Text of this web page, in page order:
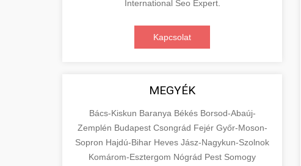
International Seo Expert.
Kapcsolat
MEGYÉK
Bács-Kiskun Baranya Békés Borsod-Abaúj-
Zemplén Budapest Csongrád Fejér Győr-Moson-
Sopron Hajdú-Bihar Heves Jász-Nagykun-Szolnok
Komárom-Esztergom Nógrád Pest Somogy